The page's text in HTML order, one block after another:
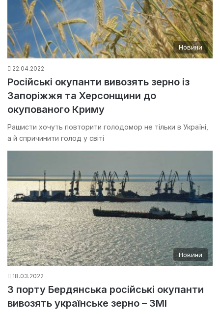
Новини
22.04.2022
Російські окупанти вивозять зерно із
Запоріжжя та Херсонщини до
окупованого Криму
Рашисти хочуть повторити голодомор не тільки в Україні,
а й спричинити голод у світі
Новини
18.03.2022
З порту Бердянська російські окупанти
вивозять українське зерно – ЗМІ